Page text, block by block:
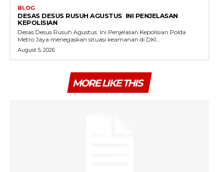
BLOG
DESAS DESUS RUSUH AGUSTUS INI PENJELASAN
KEPOLISIAN
Desas Desus Rusuh Agustus Ini Penjelasan Kepolisian Polda
Metro Jaya menegaskan situasi keamanan di DKI...
August 5, 2026
MORE LIKE THIS